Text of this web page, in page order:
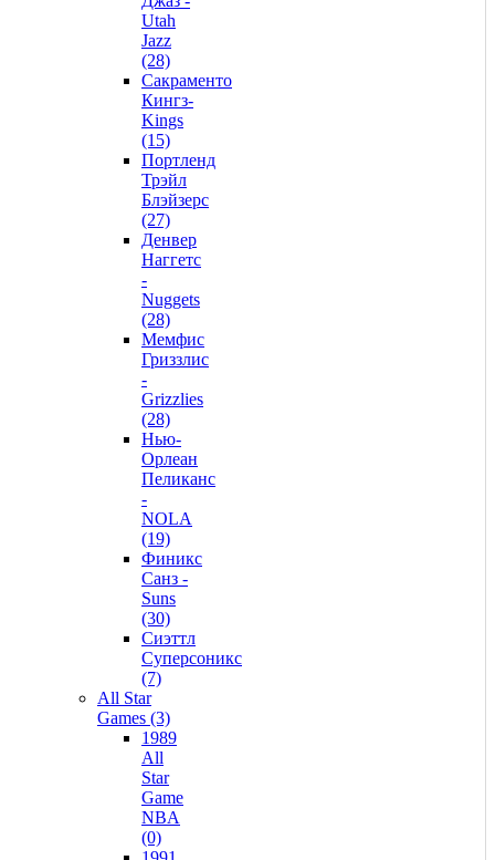
Utah
Jazz
(28)
Сакраменто
Кингз-
Kings
(15)
Портленд
Трэйл
Блэйзерс
(27)
Денвер
Наггетс
-
Nuggets
(28)
Мемфис
Гриззлис
-
Grizzlies
(28)
Нью-
Орлеан
Пеликанс
-
NOLA
(19)
Финикс
Санз -
Suns
(30)
Сиэттл
Суперсоникс
(7)
All Star
Games (3)
1989
All
Star
Game
NBA
(0)